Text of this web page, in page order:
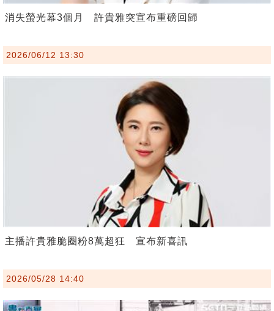
消失螢光幕3個月 許貴雅突宣布重磅回歸
2026/06/12 13:30
主播許貴雅脆圈粉8萬超狂 宣布新喜訊
2026/05/28 14:40